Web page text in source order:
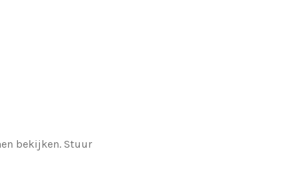
bekijken. Stuur